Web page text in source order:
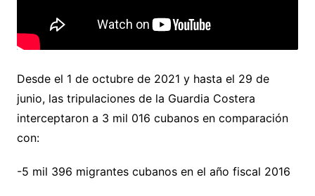
Desde el 1 de octubre de 2021 y hasta el 29 de
junio, las tripulaciones de la Guardia Costera
interceptaron a 3 mil 016 cubanos en comparación
con:
-5 mil 396 migrantes cubanos en el año fiscal 2016